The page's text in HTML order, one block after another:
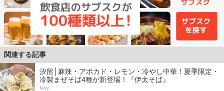
関連する記事
汐留│麻辣・アボカド・レモン・冷やし中華！夏季限定・
冷製まぜそば4種が新登場！『伊太そば』
favy